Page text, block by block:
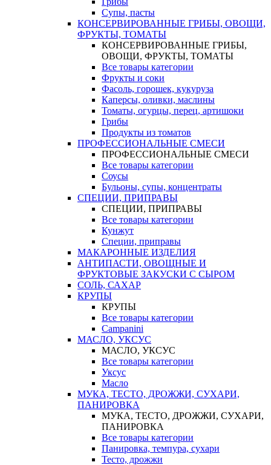
Супы, пасты
КОНСЕРВИРОВАННЫЕ ГРИБЫ, ОВОЩИ,
ФРУКТЫ, ТОМАТЫ
КОНСЕРВИРОВАННЫЕ ГРИБЫ,
ОВОЩИ, ФРУКТЫ, ТОМАТЫ
Все товары категории
Фрукты и соки
Фасоль, горошек, кукуруза
Каперсы, оливки, маслины
Томаты, огурцы, перец, артишоки
Грибы
Продукты из томатов
ПРОФЕССИОНАЛЬНЫЕ СМЕСИ
ПРОФЕССИОНАЛЬНЫЕ СМЕСИ
Все товары категории
Соусы
Бульоны, супы, концентраты
СПЕЦИИ, ПРИПРАВЫ
СПЕЦИИ, ПРИПРАВЫ
Все товары категории
Кунжут
Специи, приправы
МАКАРОННЫЕ ИЗДЕЛИЯ
АНТИПАСТИ, ОВОЩНЫЕ И
ФРУКТОВЫЕ ЗАКУСКИ С СЫРОМ
СОЛЬ, САХАР
КРУПЫ
КРУПЫ
Все товары категории
Campanini
МАСЛО, УКСУС
МАСЛО, УКСУС
Все товары категории
Уксус
Масло
МУКА, ТЕСТО, ДРОЖЖИ, СУХАРИ,
ПАНИРОВКА
МУКА, ТЕСТО, ДРОЖЖИ, СУХАРИ,
ПАНИРОВКА
Все товары категории
Панировка, темпура, сухари
Тесто, дрожжи